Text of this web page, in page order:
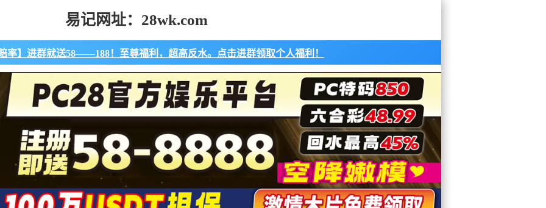
易记网址：28wk.com